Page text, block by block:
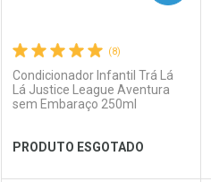
Ver Desconto Convênio
(8)
Condicionador Infantil Trá Lá
Lá Justice League Aventura
sem Embaraço 250ml
PRODUTO ESGOTADO